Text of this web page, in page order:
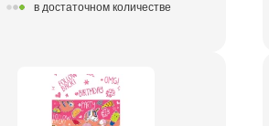
в достаточном количестве